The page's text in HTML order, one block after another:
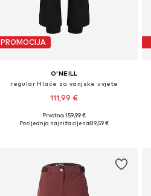
PROMOCIJA
O'NEILL
regular Hlače za vanjske uvjete
111,99 €
Dostupne veličine: XS, S, M, L, XL
Prvotno: 159,99 €
Posljednja najniža cijena:89,59 €